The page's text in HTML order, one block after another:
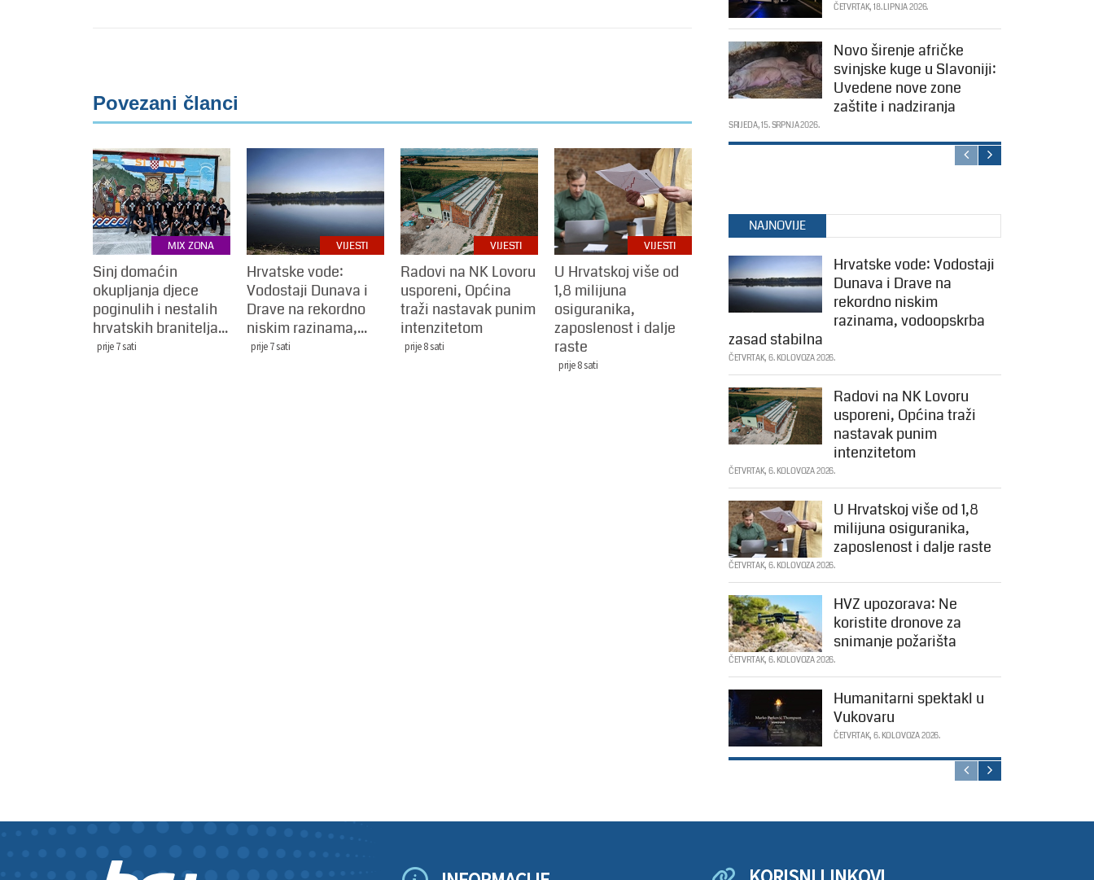
Povezani članci
MIX ZONA
Sinj domaćin
okupljanja djece
poginulih i nestalih
hrvatskih branitelja...
prije 7 sati
VIJESTI
Hrvatske vode:
Vodostaji Dunava i
Drave na rekordno
niskim razinama,...
prije 7 sati
VIJESTI
Radovi na NK Lovoru
usporeni, Općina
traži nastavak punim
intenzitetom
prije 8 sati
VIJESTI
U Hrvatskoj više od
1,8 milijuna
osiguranika,
zaposlenost i dalje
raste
prije 8 sati
ČETVRTAK, 18. LIPNJA 2026.
Novo širenje afričke
svinjske kuge u Slavoniji:
Uvedene nove zone
zaštite i nadziranja
SRIJEDA, 15. SRPNJA 2026.
NAJNOVIJE
Hrvatske vode: Vodostaji
Dunava i Drave na
rekordno niskim
razinama, vodoopskrba
zasad stabilna
ČETVRTAK, 6. KOLOVOZA 2026.
Radovi na NK Lovoru
usporeni, Općina traži
nastavak punim
intenzitetom
ČETVRTAK, 6. KOLOVOZA 2026.
U Hrvatskoj više od 1,8
milijuna osiguranika,
zaposlenost i dalje raste
ČETVRTAK, 6. KOLOVOZA 2026.
HVZ upozorava: Ne
koristite dronove za
snimanje požarišta
ČETVRTAK, 6. KOLOVOZA 2026.
Humanitarni spektakl u
Vukovaru
ČETVRTAK, 6. KOLOVOZA 2026.